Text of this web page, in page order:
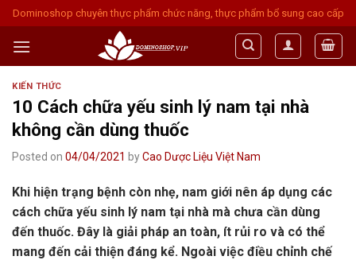
Skip
to
content
Dominoshop chuyên thực phẩm chức năng, thực phẩm bổ sung cao cấp
KIẾN THỨC
10 Cách chữa yếu sinh lý nam tại nhà
không cần dùng thuốc
Posted on 04/04/2021 byCao Dược Liệu Việt Nam
Khi hiện trạng bệnh còn nhẹ, nam giới nên áp dụng các
cách chữa yếu sinh lý nam tại nhà mà chưa cần dùng
đến thuốc. Đây là giải pháp an toàn, ít rủi ro và có thể
mang đến cải thiện đáng kể. Ngoài việc điều chỉnh chế